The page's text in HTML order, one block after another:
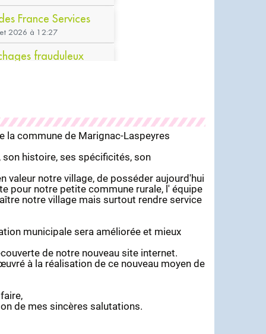
la commune de Marignac-Laspeyres
histoire, ses spécificités, son
valeur notre village, de posséder aujourd'hui
pour notre petite commune rurale, l' équipe
notre village mais surtout rendre service
municipale sera améliorée et mieux
de notre nouveau site internet.
à la réalisation de ce nouveau moyen de
de mes sincères salutations.